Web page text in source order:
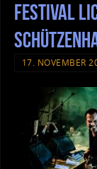
Festival
17. NOVEMBER